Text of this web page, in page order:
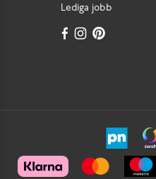
Lediga jobb